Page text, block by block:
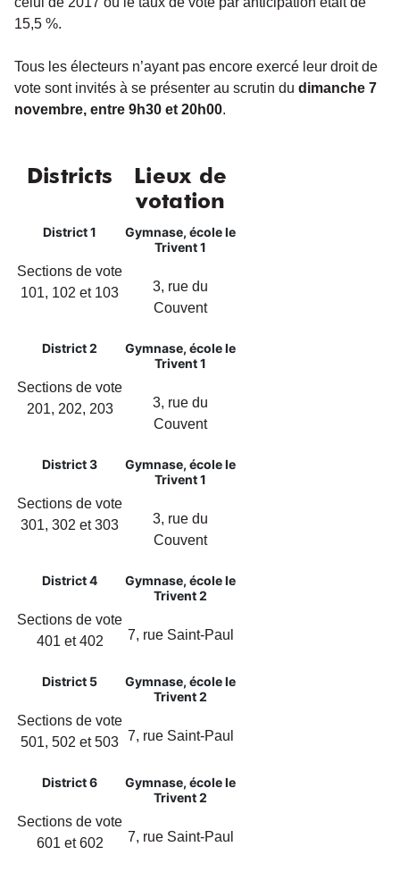
15,5 %.
Tous les électeurs n’ayant pas encore exercé leur droit de
vote sont invités à se présenter au scrutin du dimanche 7
novembre, entre 9h30 et 20h00.
Districts
Lieux de
votation
District 1
Sections de vote
101, 102 et 103
Gymnase, école le
Trivent 1
3, rue du
Couvent
District 2
Sections de vote
201, 202, 203
Gymnase, école le
Trivent 1
3, rue du
Couvent
District 3
Sections de vote
301, 302 et 303
Gymnase, école le
Trivent 1
3, rue du
Couvent
District 4
Sections de vote
401 et 402
Gymnase, école le
Trivent 2
7, rue Saint-Paul
District 5
Sections de vote
501, 502 et 503
Gymnase, école le
Trivent 2
7, rue Saint-Paul
District 6
Sections de vote
601 et 602
Gymnase, école le
Trivent 2
7, rue Saint-Paul